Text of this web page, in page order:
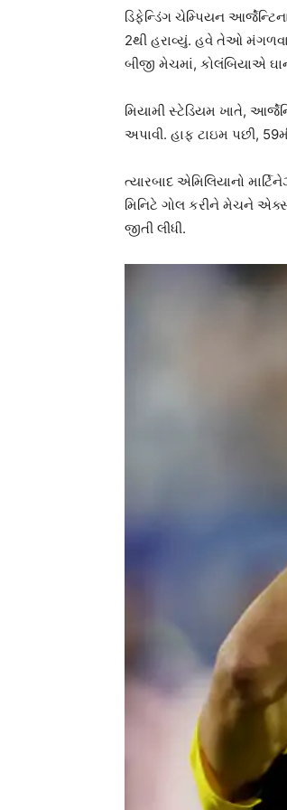
ડિફેન્ડિંગ ચેમ્પિયન
2થી હરાવ્યું. હવે તેઓ
બીજી મેચમાં, કોલંબિયાએ
મિયામી સ્ટેડિયમ ખાતે,
અપાવી. હાફ ટાઇમ પછી,
ત્યારબાદ એમિલિયાનો
મિનિટે ગોલ કરીને મેચને
જીતી લીધી.